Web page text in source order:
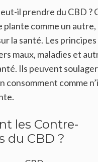
il prendre du CBD ?
plante comme un autre,
la santé. Les
maux, maladies et
Ils peuvent
consomment comme
les Contre-
du CBD ?